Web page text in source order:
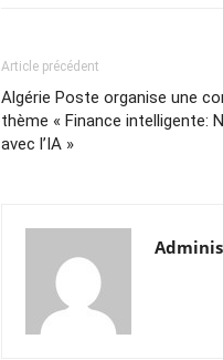
Article précédent
Algérie Poste organise une
thème « Finance intelligente:
avec l’IA »